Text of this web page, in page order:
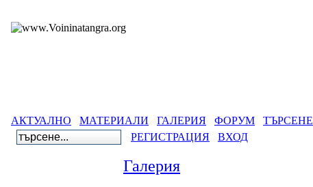
АКТУАЛНО МАТЕРИАЛИ ГАЛЕРИЯ ФОРУМ
ТЪРСЕНЕ
РЕГИСТРАЦИЯ
ВХОД
Галерия